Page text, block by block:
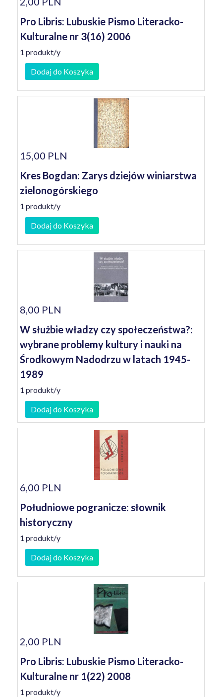
Pro Libris: Lubuskie Pismo Literacko-
Kulturalne nr 3(16) 2006
1 produkt/y
Dodaj do Koszyka
15,00 PLN
Kres Bogdan: Zarys dziejów winiarstwa
zielonogórskiego
1 produkt/y
Dodaj do Koszyka
8,00 PLN
W służbie władzy czy społeczeństwa?:
wybrane problemy kultury i nauki na
Środkowym Nadodrzu w latach 1945-
1989
1 produkt/y
Dodaj do Koszyka
6,00 PLN
Południowe pogranicze: słownik
historyczny
1 produkt/y
Dodaj do Koszyka
2,00 PLN
Pro Libris: Lubuskie Pismo Literacko-
Kulturalne nr 1(22) 2008
1 produkt/y